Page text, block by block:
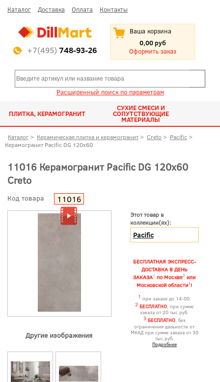
Каталог Доставка Оплата Контакты
+7(495) 748-93-26
Ваша корзина
0,00 руб
Оформить заказ
Расширенный поиск по параметрам
ПЛИТКА, КЕРАМОГРАНИТ
СУХИЕ СМЕСИ И
СОПУТСТВУЮЩИЕ
МАТЕРИАЛЫ
Каталог > Керамическая плитка и керамогранит > Creto > Pacific >
Керамогранит Pacific DG 120x60
11016 Керамогранит Pacific DG 120x60
Creto
Код товара 11016
Другие изображения
Этот товар в
коллекции(ях):
Pacific
БЕСПЛАТНАЯ ЭКСПРЕСС-
ДОСТАВКА В ДЕНЬ
ЗАКАЗА1 по Москве2 или
Московской области3!
1 при заказе до 14-00.
2 БЕСПЛАТНО, при сумме
заказа от 20 тыс.руб.
3 БЕСПЛАТНО, без
ограничения дальности от
МКАД при сумме заказа от 30
тыс.руб.
Подробнее